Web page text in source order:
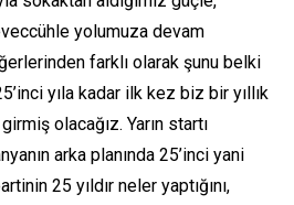
yolumuza devam
farklı olarak şunu belki
yıla kadar ilk kez biz bir yıllık
olacağız. Yarın startı
arka planında 25’inci yani
25 yıldır neler yaptığını,